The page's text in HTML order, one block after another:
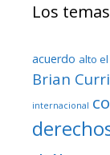
Los
acuerdo alto
Brian
internacional